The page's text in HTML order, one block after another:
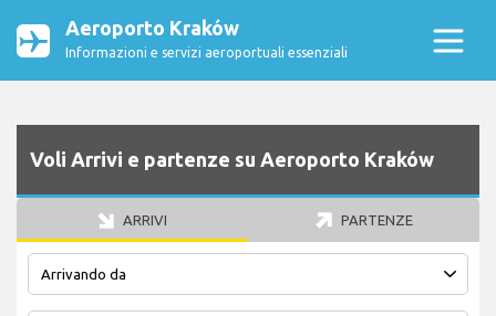
Aeroporto Kraków
Informazioni e servizi aeroportuali essenziali
Voli Arrivi e partenze su Aeroporto Kraków
ARRIVI PARTENZE